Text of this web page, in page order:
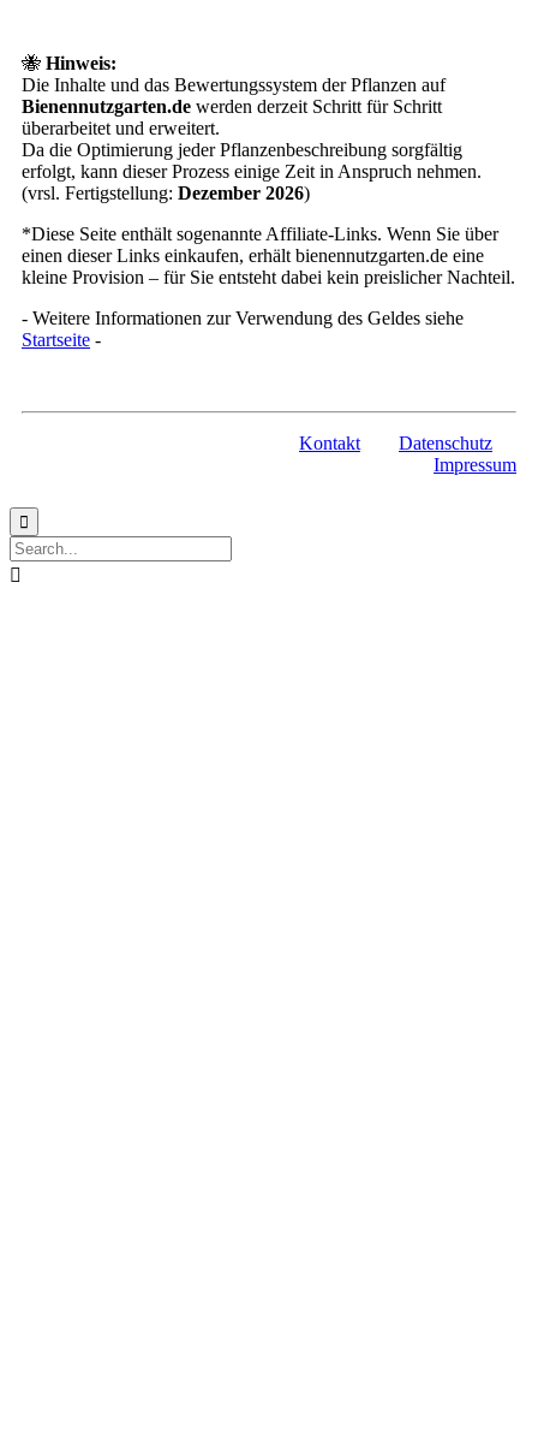
🐝 Hinweis:
Die Inhalte und das Bewertungssystem der Pflanzen auf
Bienennutzgarten.de werden derzeit Schritt für Schritt
überarbeitet und erweitert.
Da die Optimierung jeder Pflanzenbeschreibung sorgfältig
erfolgt, kann dieser Prozess einige Zeit in Anspruch nehmen.
(vrsl. Fertigstellung: Dezember 2026)
*Diese Seite enthält sogenannte Affiliate-Links. Wenn Sie über
einen dieser Links einkaufen, erhält bienennutzgarten.de eine
kleine Provision – für Sie entsteht dabei kein preislicher Nachteil.
- Weitere Informationen zur Verwendung des Geldes siehe
Startseite -
Kontakt
Datenschutz
Impressum

